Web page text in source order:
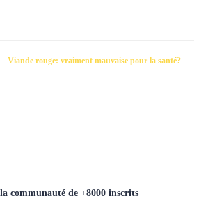
Viande rouge: vraiment mauvaise pour la santé?
communauté de +8000 inscrits